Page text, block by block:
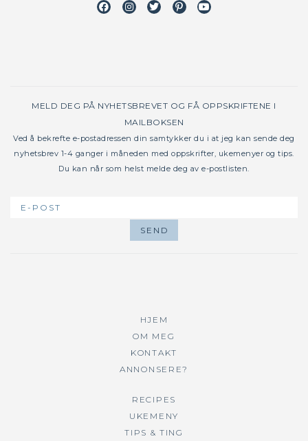
FacebookInstagram
TwitterPinterestYoutube
MELD DEG PÅ NYHETSBREVET OG FÅ OPPSKRIFTENE I
MAILBOKSEN
Ved å bekrefte e-postadressen din samtykker du i at jeg kan sende deg
nyhetsbrev 1-4 ganger i måneden med oppskrifter, ukemenyer og tips.
Du kan når som helst melde deg av e-postlisten.
HJEM
OM MEG
KONTAKT
ANNONSERE?
RECIPES
UKEMENY
TIPS & TING